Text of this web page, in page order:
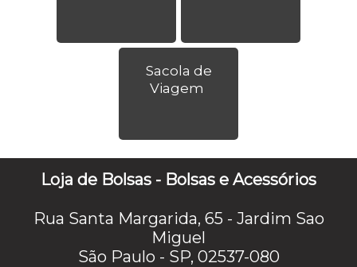
Sacola de
Viagem
Loja de Bolsas - Bolsas e Acessórios
Rua Santa Margarida, 65 - Jardim Sao
Miguel
São Paulo - SP, 02537-080